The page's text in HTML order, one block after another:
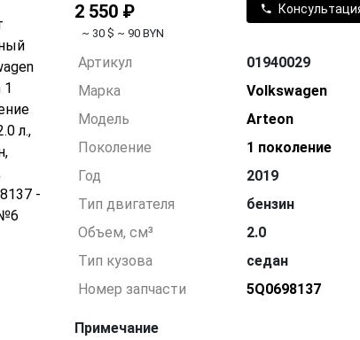
2 550 ₽
~ 30 $ ~ 90 BYN
Артикул
01940029
Марка
Volkswagen
Модель
Arteon
Поколение
1 поколение
Год
2019
Тип двигателя
бензин
Объем, см³
2.0
Тип кузова
седан
Номер запчасти
5Q0698137
Примечание